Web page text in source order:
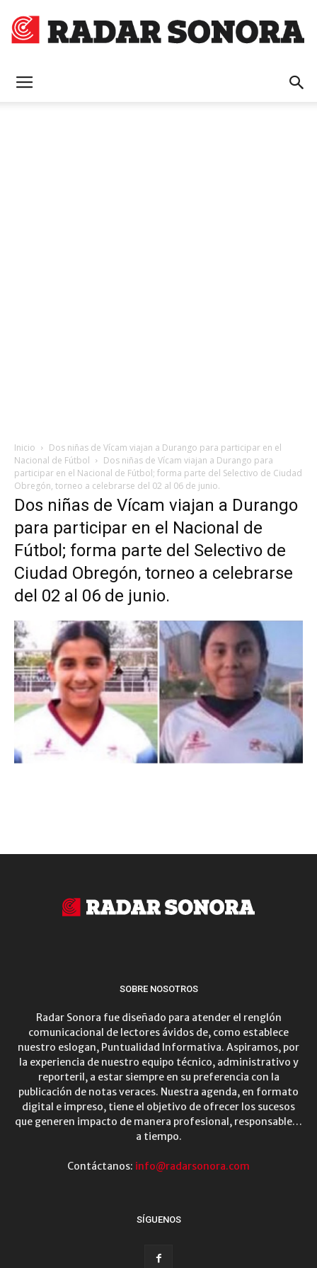
Inicio
Dos niñas de Vícam viajan a Durango para participar en el
Nacional de Fútbol
Dos niñas de Vícam viajan a Durango para
participar en el Nacional de Fútbol; forma parte del Selectivo de Ciudad
Obregón, torneo a celebrarse del 02 al 06 de junio.
Dos niñas de Vícam viajan a Durango
para participar en el Nacional de
Fútbol; forma parte del Selectivo de
Ciudad Obregón, torneo a celebrarse
del 02 al 06 de junio.
SOBRE NOSOTROS
Radar Sonora fue diseñado para atender el renglón
comunicacional de lectores ávidos de, como establece
nuestro eslogan, Puntualidad Informativa. Aspiramos, por
la experiencia de nuestro equipo técnico, administrativo y
reporteril, a estar siempre en su preferencia con la
publicación de notas veraces. Nuestra agenda, en formato
digital e impreso, tiene el objetivo de ofrecer los sucesos
que generen impacto de manera profesional, responsable…
a tiempo.
Contáctanos: info@radarsonora.com
SÍGUENOS